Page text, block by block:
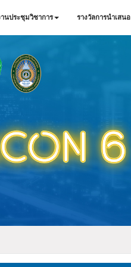
านประชุมวิชาการ รางวัลการนำเสนอ